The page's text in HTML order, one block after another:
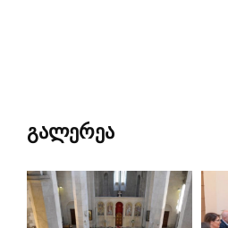
გალერეა